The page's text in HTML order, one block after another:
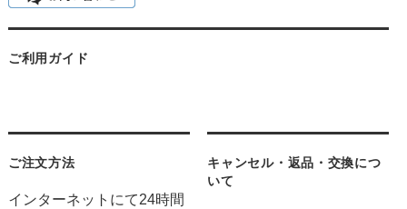
ご利用ガイド
ご注文方法
インターネットにて24時間
キャンセル・返品・交換につ
いて